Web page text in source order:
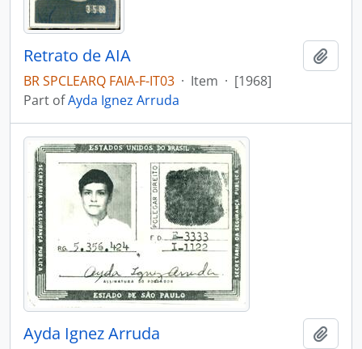
Retrato de AIA
BR SPCLEARQ FAIA-F-IT03 · Item · [1968]
Part ofAyda Ignez Arruda
Ayda Ignez Arruda